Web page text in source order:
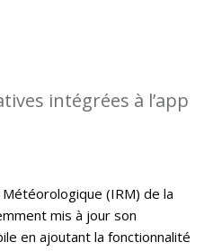
intégrées à l’app
Météorologique (IRM) de la
mis à jour son
en ajoutant la fonctionnalité